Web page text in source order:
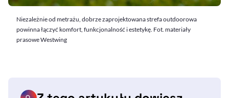
Niezależnie od metrażu, dobrze zaprojektowana strefa outdoorowa
powinna łączyć komfort, funkcjonalność i estetykę. Fot. materiały
prasowe Westwing